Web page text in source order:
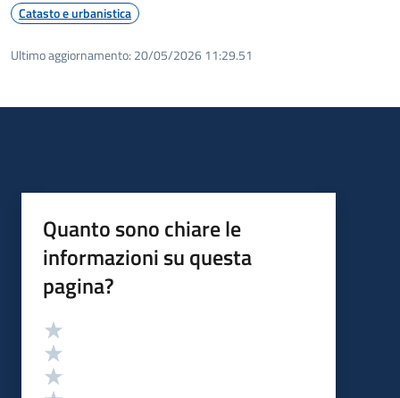
Catasto e urbanistica
Ultimo aggiornamento: 20/05/2026 11:29.51
Quanto sono chiare le
informazioni su questa
pagina?
Valutazione